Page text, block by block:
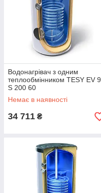
Водонагрівач з одним
теплообмінником TESY EV 9
S 200 60
Немає в наявності
34 711 ₴